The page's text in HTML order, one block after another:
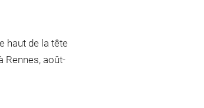
haut de la tête
Rennes, août-